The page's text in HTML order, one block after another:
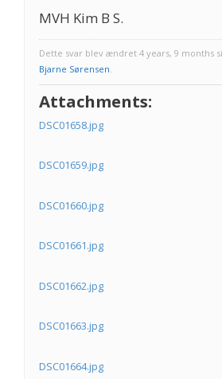
MVH Kim B S.
Dette svar blev ændret 4 years, 9 months
Bjarne Sørensen
Attachments:
DSC01658.jpg
DSC01659.jpg
DSC01660.jpg
DSC01661.jpg
DSC01662.jpg
DSC01663.jpg
DSC01664.jpg